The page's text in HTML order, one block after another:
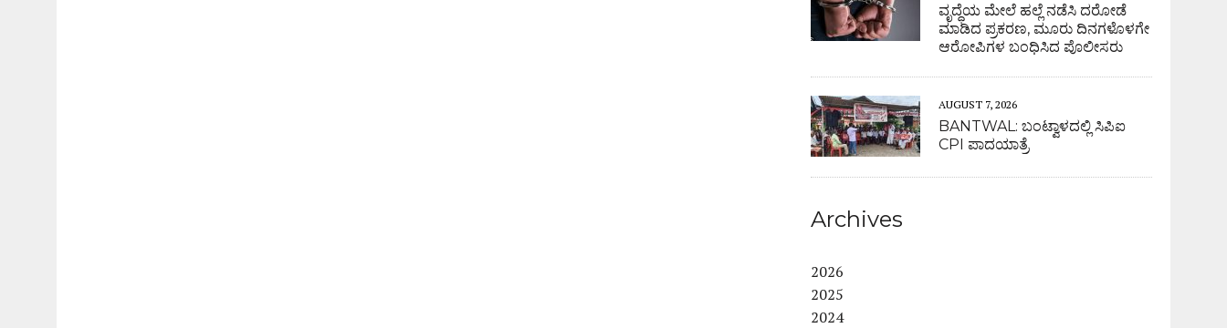
ವೃದ್ಧೆಯ ಮೇಲೆ ಹಲ್ಲೆ ನಡೆಸಿ ದರೋಡೆ
ಮಾಡಿದ ಪ್ರಕರಣ, ಮೂರು ದಿನಗಳೊಳಗೇ
ಆರೋಪಿಗಳ ಬಂಧಿಸಿದ ಪೊಲೀಸರು
AUGUST 7, 2026
BANTWAL: ಬಂಟ್ವಾಳದಲ್ಲಿ ಸಿಪಿಐ
CPI ಪಾದಯಾತ್ರೆ
Archives
2026
2025
2024